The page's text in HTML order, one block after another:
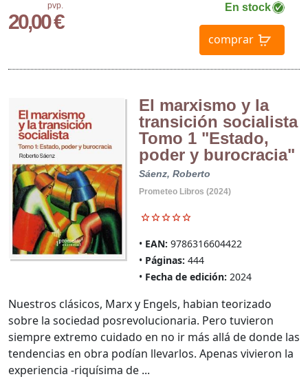
pvp.
20,00 €
En stock
comprar
El marxismo y la
transición socialista
Tomo 1 "Estado,
poder y burocracia"
Sáenz, Roberto
Prometeo Libros (2024)
EAN: 9786316604422
Páginas: 444
Fecha de edición: 2024
Nuestros clásicos, Marx y Engels, habian teorizado
sobre la sociedad posrevolucionaria. Pero tuvieron
siempre extremo cuidado en no ir más allá de donde las
tendencias en obra podían llevarlos. Apenas vivieron la
experiencia -riquísima de ...